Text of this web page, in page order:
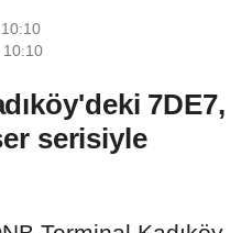
10:10
7DE7,
serisiyle